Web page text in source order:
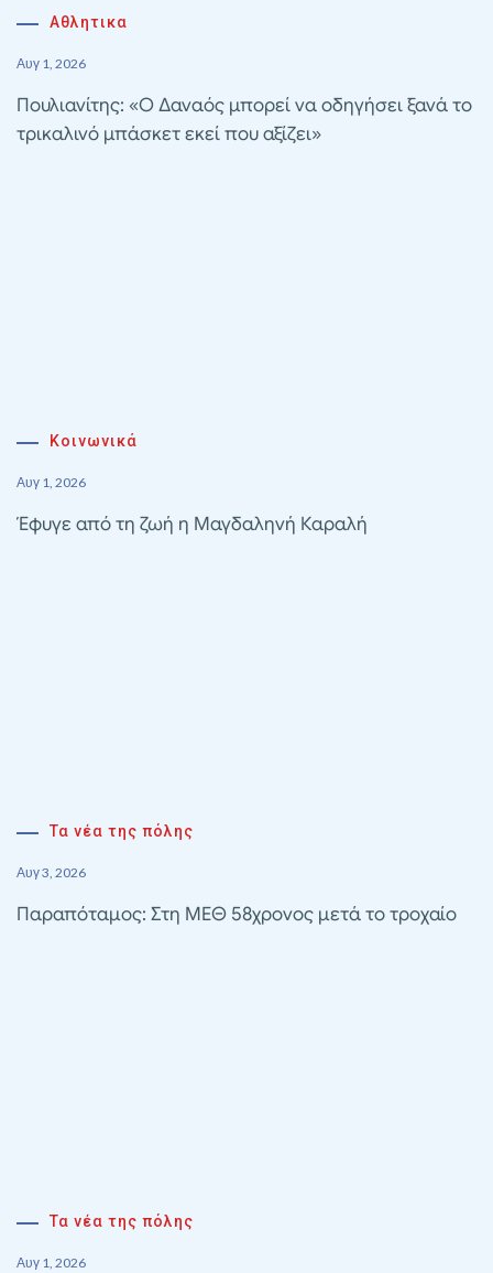
Αθλητικα
Αυγ 1, 2026
Πουλιανίτης: «Ο Δαναός μπορεί να οδηγήσει ξανά το
τρικαλινό μπάσκετ εκεί που αξίζει»
Κοινωνικά
Αυγ 1, 2026
Έφυγε από τη ζωή η Μαγδαληνή Καραλή
Τα νέα της πόλης
Αυγ 3, 2026
Παραπόταμος: Στη ΜΕΘ 58χρονος μετά το τροχαίο
Τα νέα της πόλης
Αυγ 1, 2026